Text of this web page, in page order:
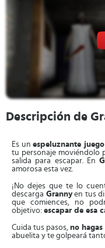
Descripción de
Es unespeluznante
tu personaje moviéndolo
salida para escapar. En
amorosa esta vez.
¡No dejes que te lo
descarga Grannyen tus
que comiences, no
objetivo: escapar de esa
Cuida tus pasos, no
abuelita y te golpeará